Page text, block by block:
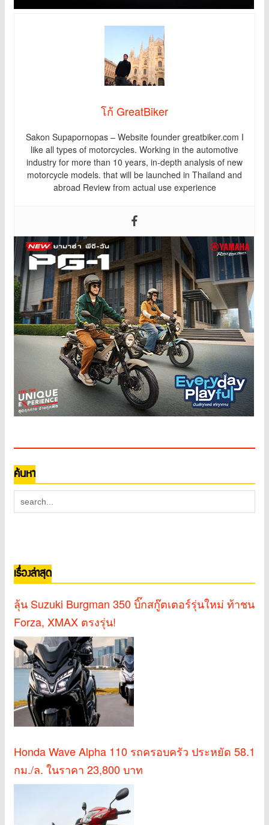
โก้ GreatBiker
Sakon Supapornopas – Website founder greatbiker.com I
like all types of motorcycles. Working in the automotive
industry for more than 10 years, in-depth analysis of new
motorcycle models. that will be launched in Thailand and
abroad Review from actual use experience
ค้นหา
เรื่องล่าสุด
ลุ้น Suzuki Burgman 350 บิ๊กสกู๊ตเตอร์รุ่นใหม่ ท้าชน
Forza, XMAX ตรงรุ่น!
Honda Wave Alpha 110 รถครอบครัว ประหยัด 58.1
กม./ล. ในราคา 23,800 บาท